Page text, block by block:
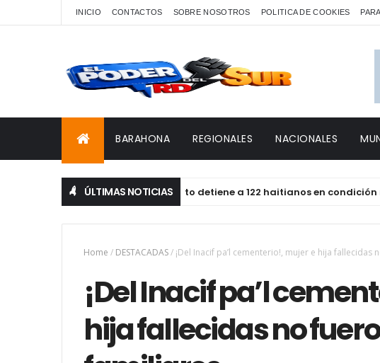
INICIO CONTACTOS SOBRE NOSOTROS POLITICA DE COOKIES
BARAHONA REGIONALES NACIONALES
ÚLTIMAS NOTICIAS
DESTACADAS Ejército detiene a 122 haitianos en condición
Home / DESTACADAS/ ¡Del Inacif pa’l cementerio!, mujer e hija
¡Del Inacif pa’l
hija fallecidas no